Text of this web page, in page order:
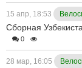
15 апр, 18:53
Сборная
0
28 мар, 16:05